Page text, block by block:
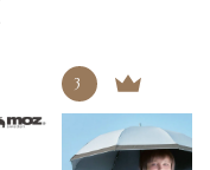
3